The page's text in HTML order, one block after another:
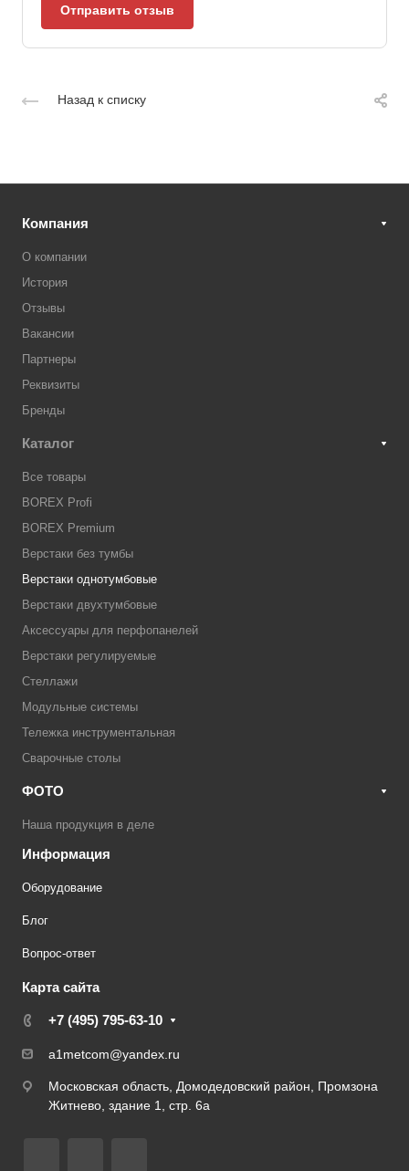
Отправить отзыв
Назад к списку
Компания
О компании
История
Отзывы
Вакансии
Партнеры
Реквизиты
Бренды
Каталог
Все товары
BOREX Profi
BOREX Premium
Верстаки без тумбы
Верстаки однотумбовые
Верстаки двухтумбовые
Аксессуары для перфопанелей
Верстаки регулируемые
Стеллажи
Модульные системы
Тележка инструментальная
Сварочные столы
ФОТО
Наша продукция в деле
Информация
Оборудование
Блог
Вопрос-ответ
Карта сайта
+7 (495) 795-63-10
a1metcom@yandex.ru
Московская область, Домодедовский район, Промзона
Житнево, здание 1, стр. 6а